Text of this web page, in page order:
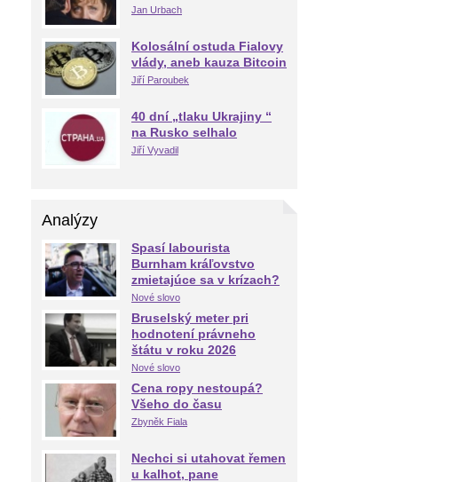
Jan Urbach
Kolosální ostuda Fialovy
vlády, aneb kauza Bitcoin
Jiří Paroubek
40 dní „tlaku Ukrajiny “
na Rusko selhalo
Jiří Vyvadil
Analýzy
Spasí labourista
Burnham kráľovstvo
zmietajúce sa v krízach?
Nové slovo
Bruselský meter pri
hodnotení právneho
štátu v roku 2026
Nové slovo
Cena ropy nestoupá?
Všeho do času
Zbyněk Fiala
Nechci si utahovat řemen
u kalhot, pane